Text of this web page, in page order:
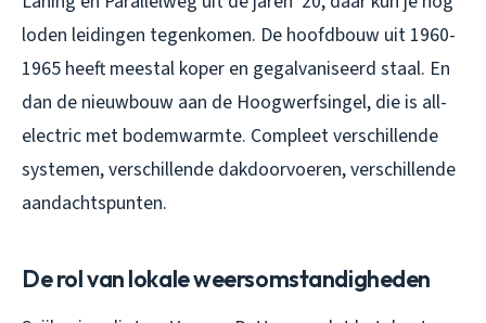
loden leidingen tegenkomen. De hoofdbouw uit 1960-
1965 heeft meestal koper en gegalvaniseerd staal. En
dan de nieuwbouw aan de Hoogwerfsingel, die is all-
electric met bodemwarmte. Compleet verschillende
systemen, verschillende dakdoorvoeren, verschillende
aandachtspunten.
De rol van lokale weersomstandigheden